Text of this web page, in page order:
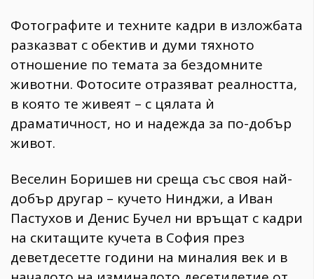
Фотографите и техните кадри в изложбата
разказват с обектив и думи тяхното
отношение по темата за бездомните
животни. Фотосите отразяват реалността,
в която те живеят – с цялата ѝ
драматичност, но и надежда за по-добър
живот.
Веселин Боришев ни среща със своя най-
добър другар – кучето Нинджи, а Иван
Пастухов и Денис Бучел ни връщат с кадри
на скитащите кучета в София през
деветдесетте години на миналия век и в